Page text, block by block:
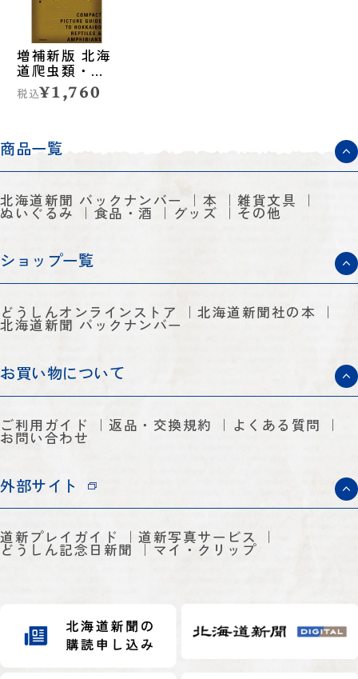
増補新版 北海
道爬虫類・両
生類ハンディ
図鑑
税込¥1,760
商品一覧
北海道新聞 バックナンバー 本 雑貨文具
ぬいぐるみ 食品・酒 グッズ その他
ショップ一覧
どうしんオンラインストア 北海道新聞社の本
北海道新聞 バックナンバー
お買い物について
ご利用ガイド 返品・交換規約 よくある質問
お問い合わせ
外部サイト
道新プレイガイド 道新写真サービス
どうしん記念日新聞 マイ・クリップ